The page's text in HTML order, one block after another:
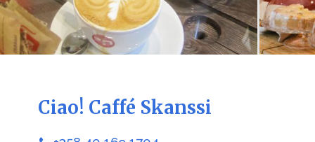
Ciao! Caffé Skanssi